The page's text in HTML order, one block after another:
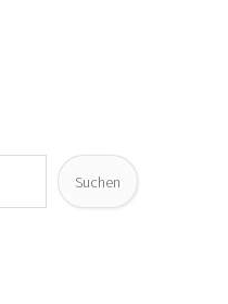
Suchen